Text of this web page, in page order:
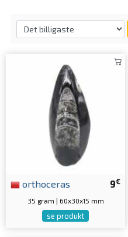
9€
orthoceras
35 gram | 60x30x15 mm
se produkt